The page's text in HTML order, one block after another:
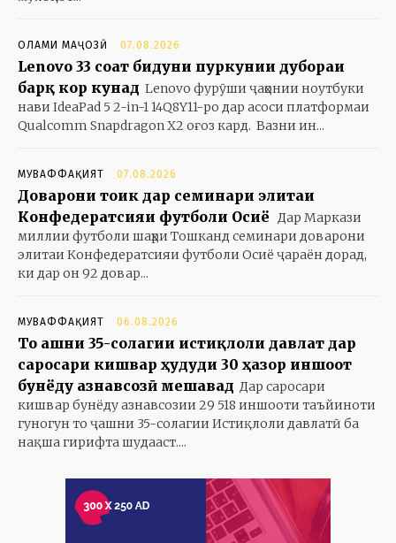
ОЛАМИ МАҶОЗӢ 07.08.2026
Lenovo 33 соат бидуни пуркунии дубораи
барқ кор кунад Lenovo фурӯши ҷаҳонии ноутбуки
нави IdeaPad 5 2-in-1 14Q8Y11-ро дар асоси платформаи
Qualcomm Snapdragon X2 оғоз кард. Вазни ин...
МУВАФФАҚИЯТ 07.08.2026
Доварони тоҷик дар семинари элитаи
Конфедератсияи футболи Осиё Дар Маркази
миллии футболи шаҳри Тошканд семинари доварони
элитаи Конфедератсияи футболи Осиё ҷараён дорад,
ки дар он 92 довар...
МУВАФФАҚИЯТ 06.08.2026
То ҷашни 35-солагии истиқлоли давлат дар
саросари кишвар ҳудуди 30 ҳазор иншоот
бунёду азнавсозӣ мешавад Дар саросари
кишвар бунёду азнавсозии 29 518 иншооти таъйиноти
гуногун то ҷашни 35-солагии Истиқлоли давлатӣ ба
нақша гирифта шудааст....